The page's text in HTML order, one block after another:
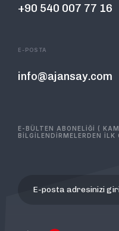
+90 540 007 77 16
E-POSTA
info@ajansay.com
E-BÜLTEN ABONELİĞİ (
BİLGİLENDİRMELERDEN